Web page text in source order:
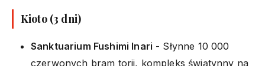
Kioto (3 dni)
Sanktuarium Fushimi Inari - Słynne 10 000
czerwonych bram torii, kompleks świątynny na